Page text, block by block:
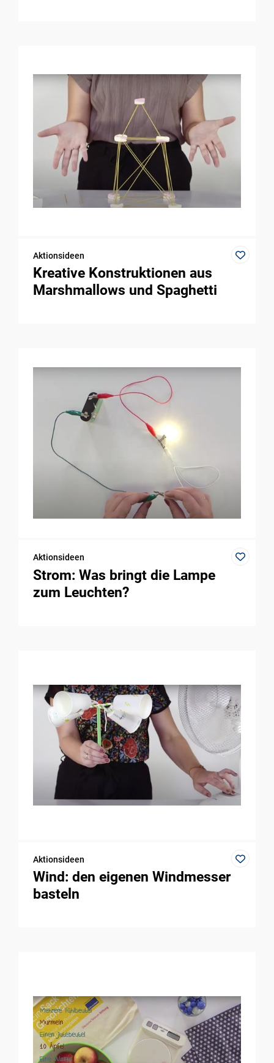
Aktionsideen
Kreative Konstruktionen aus
Marshmallows und Spaghetti
Aktionsideen
Strom: Was bringt die Lampe
zum Leuchten?
Aktionsideen
Wind: den eigenen Windmesser
basteln